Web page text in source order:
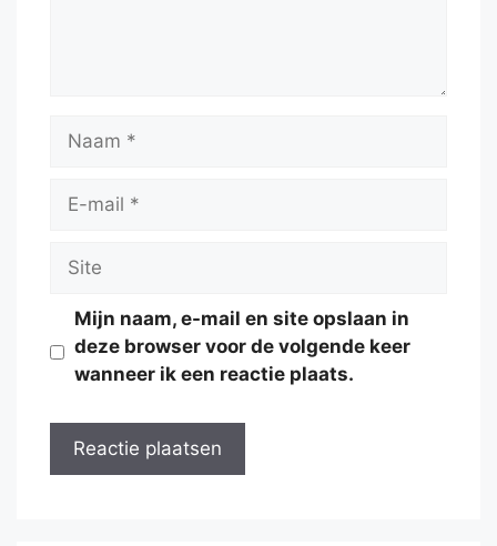
Naam
Site
Mijn naam, e-mail en site opslaan in
deze browser voor de volgende keer
wanneer ik een reactie plaats.